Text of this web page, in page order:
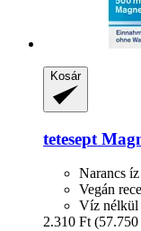
Kosár
tetesept
Narancs íz
Vegán
Víz nélkül
2.310 Ft